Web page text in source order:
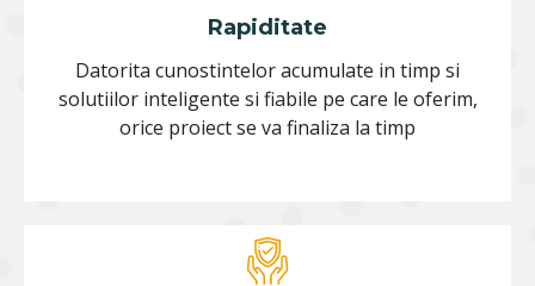
Rapiditate
Datorita cunostintelor acumulate in timp si
solutiilor inteligente si fiabile pe care le oferim,
orice proiect se va finaliza la timp